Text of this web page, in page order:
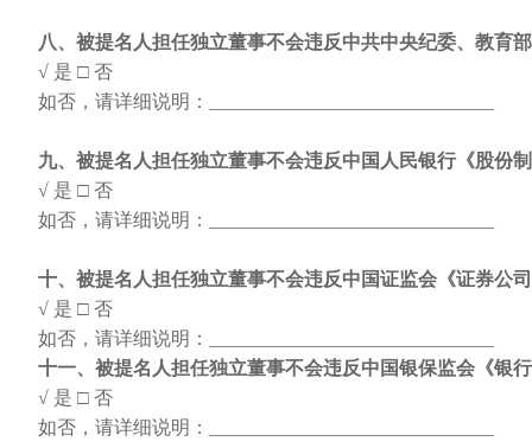
八、被提名人担任独立董事不会违反中共中央纪委、教育
√ 是 □ 否
如否，请详细说明：
九、被提名人担任独立董事不会违反中国人民银行《股份
√ 是 □ 否
如否，请详细说明：
十、被提名人担任独立董事不会违反中国证监会《证券公
√ 是 □ 否
如否，请详细说明：
十一、被提名人担任独立董事不会违反中国银保监会《银
√ 是 □ 否
如否，请详细说明：